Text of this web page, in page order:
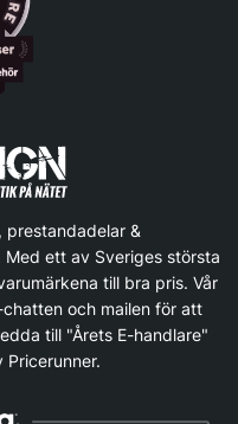
prestandadelar &
ett av Sveriges största
till bra pris. Vår
och mailen för att
till "Årets E-handlare"
Pricerunner.